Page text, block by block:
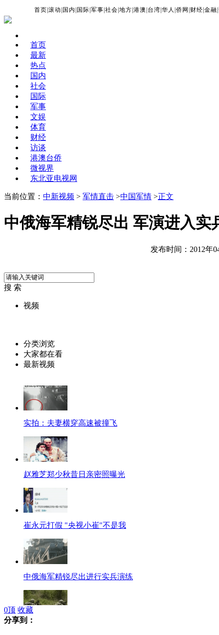
首页 |滚动 国内 国际 |军事 |社会 |地方 |港澳 台湾 |华人 |侨网 财经 |金融 |
首页
最新
热点
国内
社会
国际
军事
文娱
体育
财经
访谈
港澳台侨
微视界
东北亚电视网
当前位置： 中新视频 > 军情直击 >中国军情 >正文
中俄海军精锐尽出 军演进入实
发布时间：2012年
搜 索
视频
分类浏览
大家都在看
最新视频
实拍：夫妻横穿高速被撞飞
赵雅芝郑少秋昔日亲密照曝光
崔永元打假 "央视小崔"不是我
中俄海军精锐尽出进行实兵演练
0顶 收藏
分享到：